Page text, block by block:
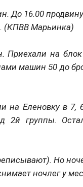
До 16.00
(КПВВ Марьинка)
Приехали на
машин 50 до
на Еленовку в 7,
группы.
Но
ночлег у